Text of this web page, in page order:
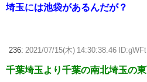
埼玉には池袋があるんだが？
236: 2021/07/15(木) 14:30:38.46
千葉埼玉より千葉の南北埼玉の